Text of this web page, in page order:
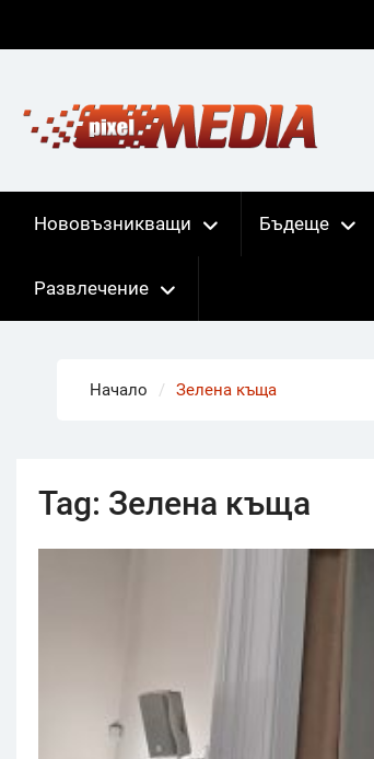
Нововъзникващи Бъдеще
Развлечение
Начало Зелена къща
Tag: Зелена къща